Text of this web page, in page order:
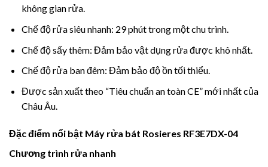
không gian rửa.
Chế độ rửa siêu nhanh: 29 phút trong một chu trình.
Chế độ sấy thêm: Đảm bảo vật dụng rửa được khô nhất.
Chế độ rửa ban đêm: Đảm bảo độ ồn tối thiểu.
Được sản xuất theo “Tiêu chuẩn an toàn CE” mới nhất của
Châu Âu.
Đặc điểm nổi bật Máy rửa bát Rosieres RF3E7DX-04
Chương trình rửa nhanh